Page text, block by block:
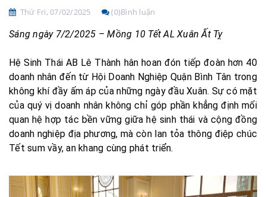
Thứ Fri, 07/02/2025 (0)Bình luận
Sáng ngày 7/2/2025 – Mồng 10 Tết AL Xuân Ất Tỵ
Hệ Sinh Thái AB Lê Thành hân hoan đón tiếp đoàn hơn 40
doanh nhân đến từ Hội Doanh Nghiệp Quận Bình Tân trong
không khí đầy ấm áp của những ngày đầu Xuân. Sự có mặt
của quý vị doanh nhân không chỉ góp phần khẳng định mối
quan hệ hợp tác bền vững giữa hệ sinh thái và cộng đồng
doanh nghiệp địa phương, mà còn lan tỏa thông điệp chúc
Tết sum vầy, an khang cùng phát triển.